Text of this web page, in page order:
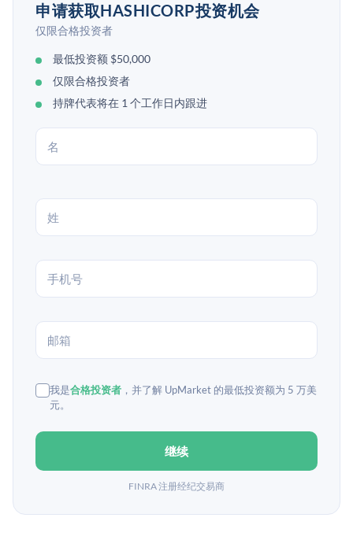
申请获取HASHICORP投资机会
仅限合格投资者
最低投资额 $50,000
仅限合格投资者
持牌代表将在 1 个工作日内跟进
我是合格投资者 ，并了解 UpMarket 的最低投资额为 5 万美
元。
继续
FINRA 注册经纪交易商